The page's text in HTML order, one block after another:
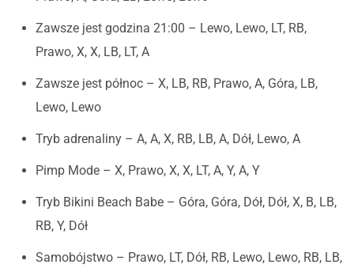
Zawsze jest godzina 21:00 – Lewo, Lewo, LT, RB,
Prawo, X, X, LB, LT, A
Zawsze jest północ – X, LB, RB, Prawo, A, Góra, LB,
Lewo, Lewo
Tryb adrenaliny – A, A, X, RB, LB, A, Dół, Lewo, A
Pimp Mode – X, Prawo, X, X, LT, A, Y, A, Y
Tryb Bikini Beach Babe – Góra, Góra, Dół, Dół, X, B, LB,
RB, Y, Dół
Samobójstwo – Prawo, LT, Dół, RB, Lewo, Lewo, RB, LB,